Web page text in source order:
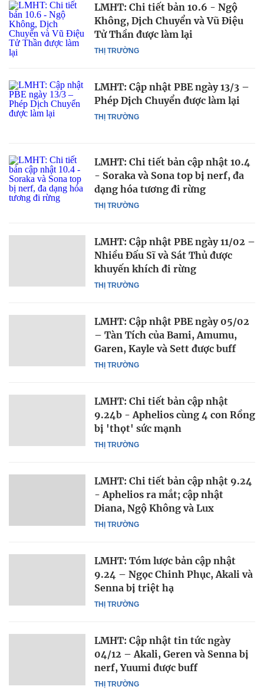
THỊ TRƯỜNG
LMHT: Chi tiết bản 10.6 - Ngộ
Không, Dịch Chuyển và Vũ Điệu
Tử Thần được làm lại
THỊ TRƯỜNG
LMHT: Cập nhật PBE ngày 13/3 –
Phép Dịch Chuyển được làm lại
THỊ TRƯỜNG
LMHT: Chi tiết bản cập nhật 10.4
- Soraka và Sona top bị nerf, đa
dạng hóa tương đi rừng
THỊ TRƯỜNG
LMHT: Cập nhật PBE ngày 11/02 –
Nhiều Đấu Sĩ và Sát Thủ được
khuyến khích đi rừng
THỊ TRƯỜNG
LMHT: Cập nhật PBE ngày 05/02
– Tàn Tích của Bami, Amumu,
Garen, Kayle và Sett được buff
THỊ TRƯỜNG
LMHT: Chi tiết bản cập nhật
9.24b - Aphelios cùng 4 con Rồng
bị 'thọt' sức mạnh
THỊ TRƯỜNG
LMHT: Chi tiết bản cập nhật 9.24
- Aphelios ra mắt; cập nhật
Diana, Ngộ Không và Lux
THỊ TRƯỜNG
LMHT: Tóm lược bản cập nhật
9.24 – Ngọc Chinh Phục, Akali và
Senna bị triệt hạ
THỊ TRƯỜNG
LMHT: Cập nhật tin tức ngày
04/12 – Akali, Geren và Senna bị
nerf, Yuumi được buff